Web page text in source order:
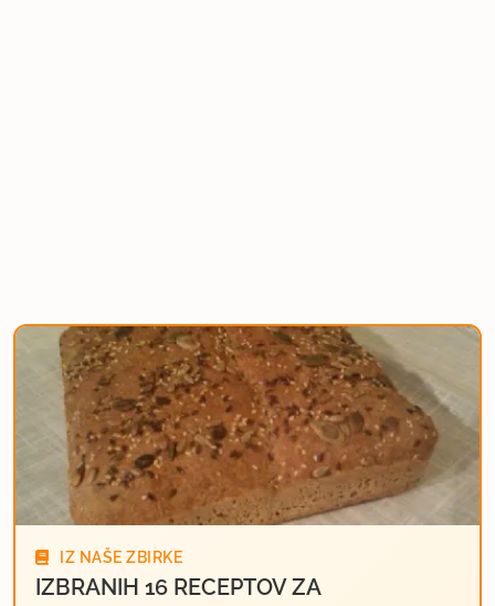
IZ NAŠE ZBIRKE
IZBRANIH 16 RECEPTOV ZA